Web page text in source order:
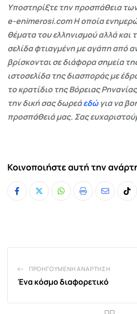
Υποστηρίξτε την προσπάθεια
e-enimerosi.com Η οποία
θέματα του ελληνισμού αλλά και
σελίδα φτιαγμένη με αγάπη από
βρίσκονται σε διάφορα σημεία
ιστοσελίδα της διασποράς με
το κρατίδιο της Βόρειας
την δική σας δωρεάεδώγια να
προσπάθειά μας. Σας
Κοινοποιήστε αυτή την
Whatsapp
Print
Share
ΠΡΟΗΓΟΎΜΕΝΗ ΑΝΆΡΤΗΣΗ
Ένα κόσμο διαφορετικό